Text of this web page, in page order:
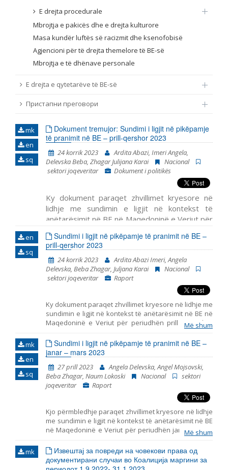
E drejta procedurale
Mbrojtja e pakicës dhe e drejta kulturore
Masa kundër luftës së racizmit dhe ksenofobisë
Agjencioni për të drejta themelore të BE-së
Mbrojtja e të dhënave personale
E drejta e qytetarëve të BE-së
Пристапни преговори
mk
en
sq
Dokument tremujor: Sundimi i ligjit në pikëpamje
të pranimit në BE – prill-qershor 2023
24 korrik 2023
Ardita Abazi, Imeri Angela,
Delevska Beba, Zhagar Julijana Karai
Nacional
sektori joqeveritar
Dokument i politikës
Ky dokument paraqet zhvillimet kryesore në
lidhje me sundimin e ligjit në kontekst të
anëtarësimit në BE në Maqedoninë e Veriut për
shum
en
sq
Sundimi i ligjit në pikëpamje të pranimit në BE –
prill-qershor 2023
24 korrik 2023
Ardita Abazi Imeri, Angela
Delevska, Beba Zhagar, Juljana Karai
Nacional
sektori joqeveritar
Raport
Ky dokument paraqet zhvillimet kryesore në lidhje me
sundimin e ligjit në kontekst të anëtarësimit në BE në
Maqedoninë e Veriut për periudhën prill – qershor
2022. Ai përfshin monitorimin e themeleve të
anëtarësimit në BE, duke përfshirë zhvillimet
kryesore në funksionimin e institucioneve
demokratike, reformën e administratës publike dhe
kapitullin 23: Gjyqësori dhe të drejtat themelore.
Më shum
mk
en
sq
Sundimi i ligjit në pikëpamje të pranimit në BE –
janar – mars 2023
27 prill 2023
Angela Delevska, Angel Mojsovski,
Beba Zhagar, Naum Lokoski
Nacional
sektori
joqeveritar
Raport
Kjo përmbledhje paraqet zhvillimet kryesore në lidhje
me sundimin e ligjit në kontekst të anëtarësimit në BE
në Maqedoninë e Veriut për periudhën janar – mars
2023. Ai përfshin monitorimin e themeleve të
antarësimit në BE, duke përfshirë zhvillimet kryesore
në funksionimin e institucioneve demokratike,
reformën e administratës publike dhe kapitullin 23:
Më shum
mk
Извештај за повреди на човекови права од
документирани случаи во Коалиција маргини за